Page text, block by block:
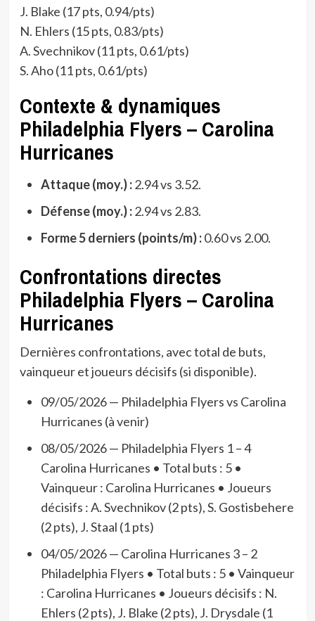
J. Blake (17 pts, 0.94/pts)
N. Ehlers (15 pts, 0.83/pts)
A. Svechnikov (11 pts, 0.61/pts)
S. Aho (11 pts, 0.61/pts)
Contexte & dynamiques
Philadelphia Flyers – Carolina
Hurricanes
Attaque (moy.) :2.94 vs 3.52.
Défense (moy.) :2.94 vs 2.83.
Forme 5 derniers (points/m) :0.60 vs 2.00.
Confrontations directes
Philadelphia Flyers – Carolina
Hurricanes
Dernières confrontations, avec total de buts,
vainqueur et joueurs décisifs (si disponible).
09/05/2026 — Philadelphia Flyers vs Carolina
Hurricanes (à venir)
08/05/2026 — Philadelphia Flyers 1 – 4
Carolina Hurricanes • Total buts : 5 •
Vainqueur : Carolina Hurricanes • Joueurs
décisifs : A. Svechnikov (2 pts), S. Gostisbehere
(2 pts), J. Staal (1 pts)
04/05/2026 — Carolina Hurricanes 3 – 2
Philadelphia Flyers • Total buts : 5 • Vainqueur
: Carolina Hurricanes • Joueurs décisifs : N.
Ehlers (2 pts), J. Blake (2 pts), J. Drysdale (1